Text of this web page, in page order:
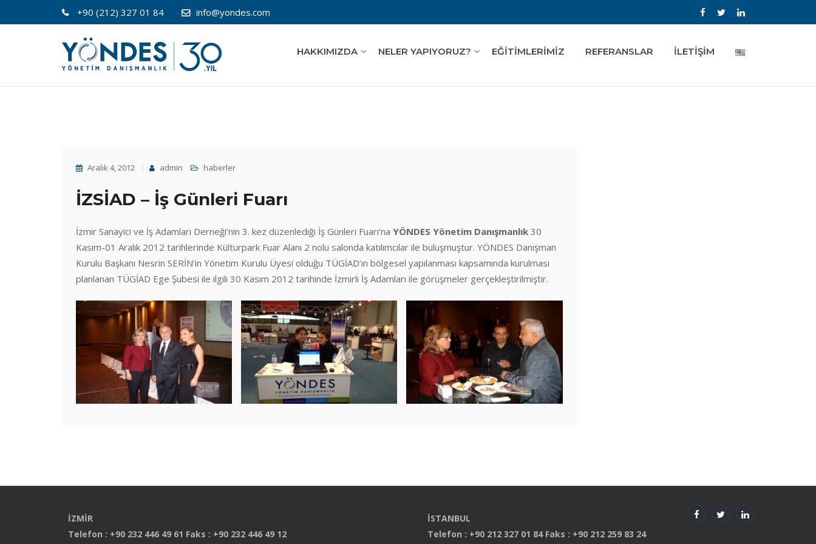
+90 (212) 327 01 84 info@yondes.com
HAKKIMIZDA NELER YAPIYORUZ? EĞİTİMLERİMİZ REFERANSLAR İLETİŞİM
Aralık 4, 2012 admin haberler
İZSİAD – İş Günleri Fuarı
İzmir Sanayici ve İş Adamları Derneği’nin 3. kez düzenlediği İş Günleri Fuarı’na YÖNDES Yönetim Danışmanlık 30
Kasım-01 Aralık 2012 tarihlerinde Kültürpark Fuar Alanı 2 nolu salonda katılımcılar ile buluşmuştur. YÖNDES Danışman
Kurulu Başkanı Nesrin SERİN’in Yönetim Kurulu Üyesi olduğu TÜGİAD’ın bölgesel yapılanması kapsamında kurulması
planlanan TÜGİAD Ege Şubesi ile ilgili 30 Kasım 2012 tarihinde İzmirli İş Adamları ile görüşmeler gerçekleştirilmiştir.
İZMİR
Telefon : +90 232 446 49 61 Faks : +90 232 446 49 12
İSTANBUL
Telefon : +90 212 327 01 84 Faks : +90 212 259 83 24